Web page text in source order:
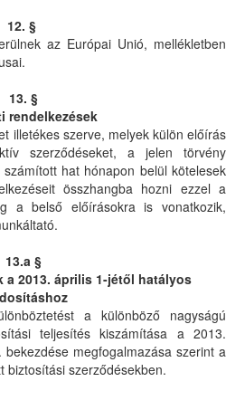
12. §
az Európai Unió, mellékletben
13. §
rendelkezések
illetékes szerve, melyek külön előírás
szerződéseket, a jelen törvény
hat hónapon belül kötelesek
összhangba hozni ezzel a
a belső előírásokra is vonatkozik,
13.a §
a 2013. április 1-jétől hatályos
a különböző nagyságú
teljesítés kiszámítása a 2013.
megfogalmazása szerint a
biztosítási szerződésekben.